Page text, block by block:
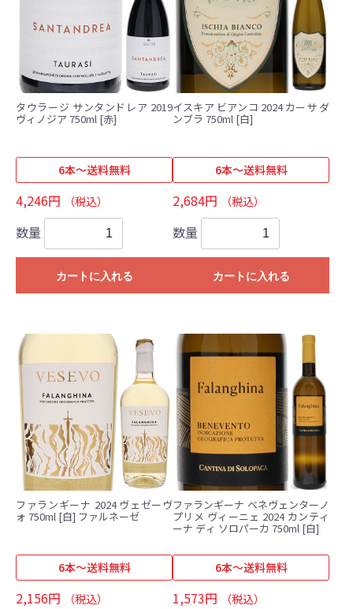
タウラージ サンタンドレア 2019
ヴィノジア 750ml [赤]
6本～送料無料
4,246円 （税込）
数量
カートに入れる
イスキア ビアンコ 2024 カーサ ダ
ンブラ 750ml [白]
6本～送料無料
2,684円 （税込）
数量
カートに入れる
ファランギーナ 2024 ヴェゼーヴ
ォ 750ml [白] ファルネーゼ
6本～送料無料
2,156円 （税込）
ファランギーナ ベネヴェンターノ
プリメ ヴィーニェ 2024 カンティ
ーナ ディ ソロパーカ 750ml [白]
6本～送料無料
1,573円 （税込）